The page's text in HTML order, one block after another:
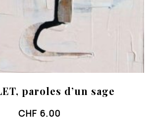
paroles d’un sage
CHF 6.00